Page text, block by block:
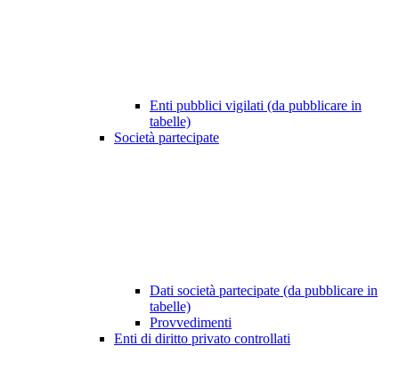
Enti pubblici vigilati (da pubblicare in
tabelle)
Società partecipate
Dati società partecipate (da pubblicare in
tabelle)
Provvedimenti
Enti di diritto privato controllati